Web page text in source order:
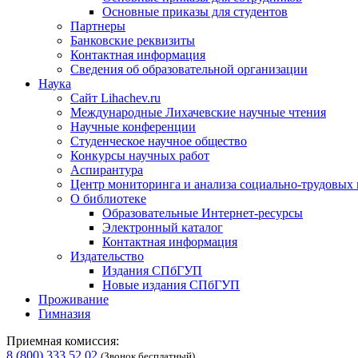
Основные приказы для студентов
Партнеры
Банковские реквизиты
Контактная информация
Сведения об образовательной организации
Наука
Сайт Lihachev.ru
Международные Лихачевские научные чтения
Научные конференции
Студенческое научное общество
Конкурсы научных работ
Аспирантура
Центр мониторинга и анализа социально-трудовых
О библиотеке
Образовательные Интернет-ресурсы
Электронный каталог
Контактная информация
Издательство
Издания СПбГУП
Новые издания СПбГУП
Проживание
Гимназия
Приемная комиссия:
8 (800) 333 52 02